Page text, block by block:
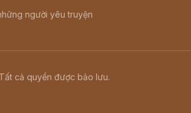
người yêu truyện
cả quyền được bảo lưu.